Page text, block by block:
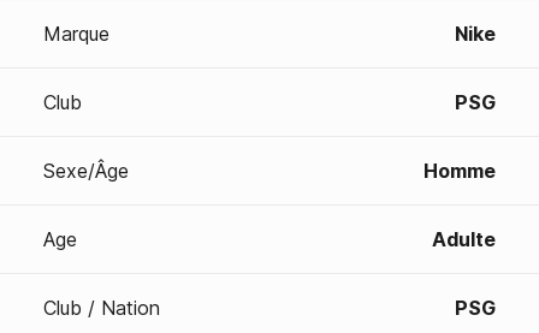
Marque Nike
Club PSG
Sexe/Âge Homme
Age Adulte
Club / Nation PSG